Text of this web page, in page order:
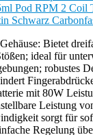
Pod RPM 2 Coil
Schwarz
Bietet
ideal für
robustes
mit 80W
Leistung
sorgt für
Regelung